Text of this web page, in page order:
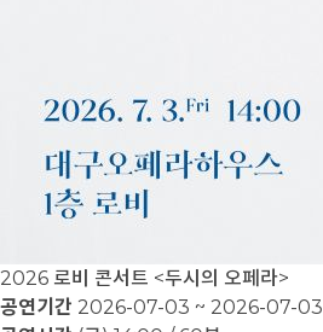
2026 로비 콘서트 <두시의 오페라>
공연기간 2026-07-03 ~ 2026-07-03